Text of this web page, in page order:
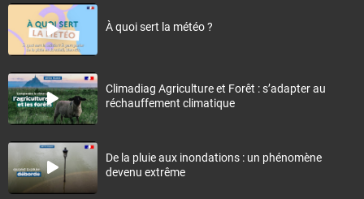
À quoi sert la météo ?
Climadiag Agriculture et Forêt : s’adapter au
réchauffement climatique
De la pluie aux inondations : un phénomène
devenu extrême